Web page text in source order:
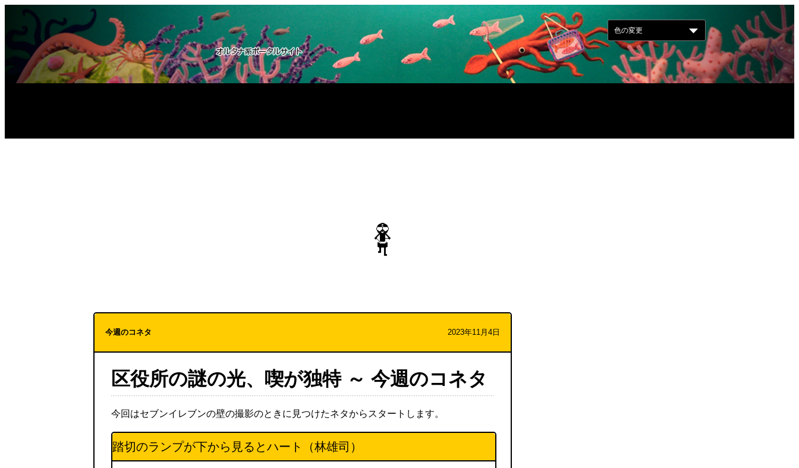
今週のコネタ 2023年11月4日
区役所の謎の光、喫が独特 ～ 今週のコネタ
今回はセブンイレブンの壁の撮影のときに見つけたネタからスタートします。
踏切のランプが下から見るとハート（林雄司）